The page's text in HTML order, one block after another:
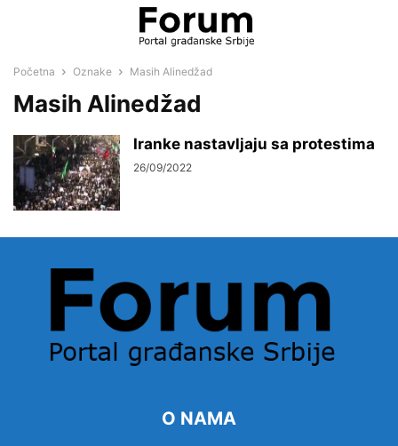
Početna Oznake Masih Alinedžad
Masih Alinedžad
Iranke nastavljaju sa protestima
26/09/2022
O NAMA